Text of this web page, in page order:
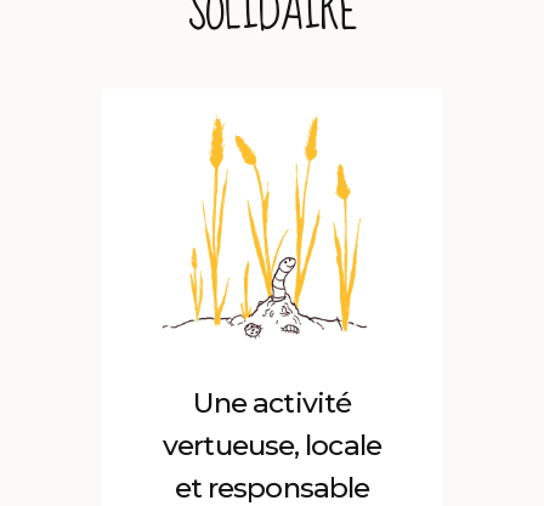
Une activité
vertueuse, locale
et responsable